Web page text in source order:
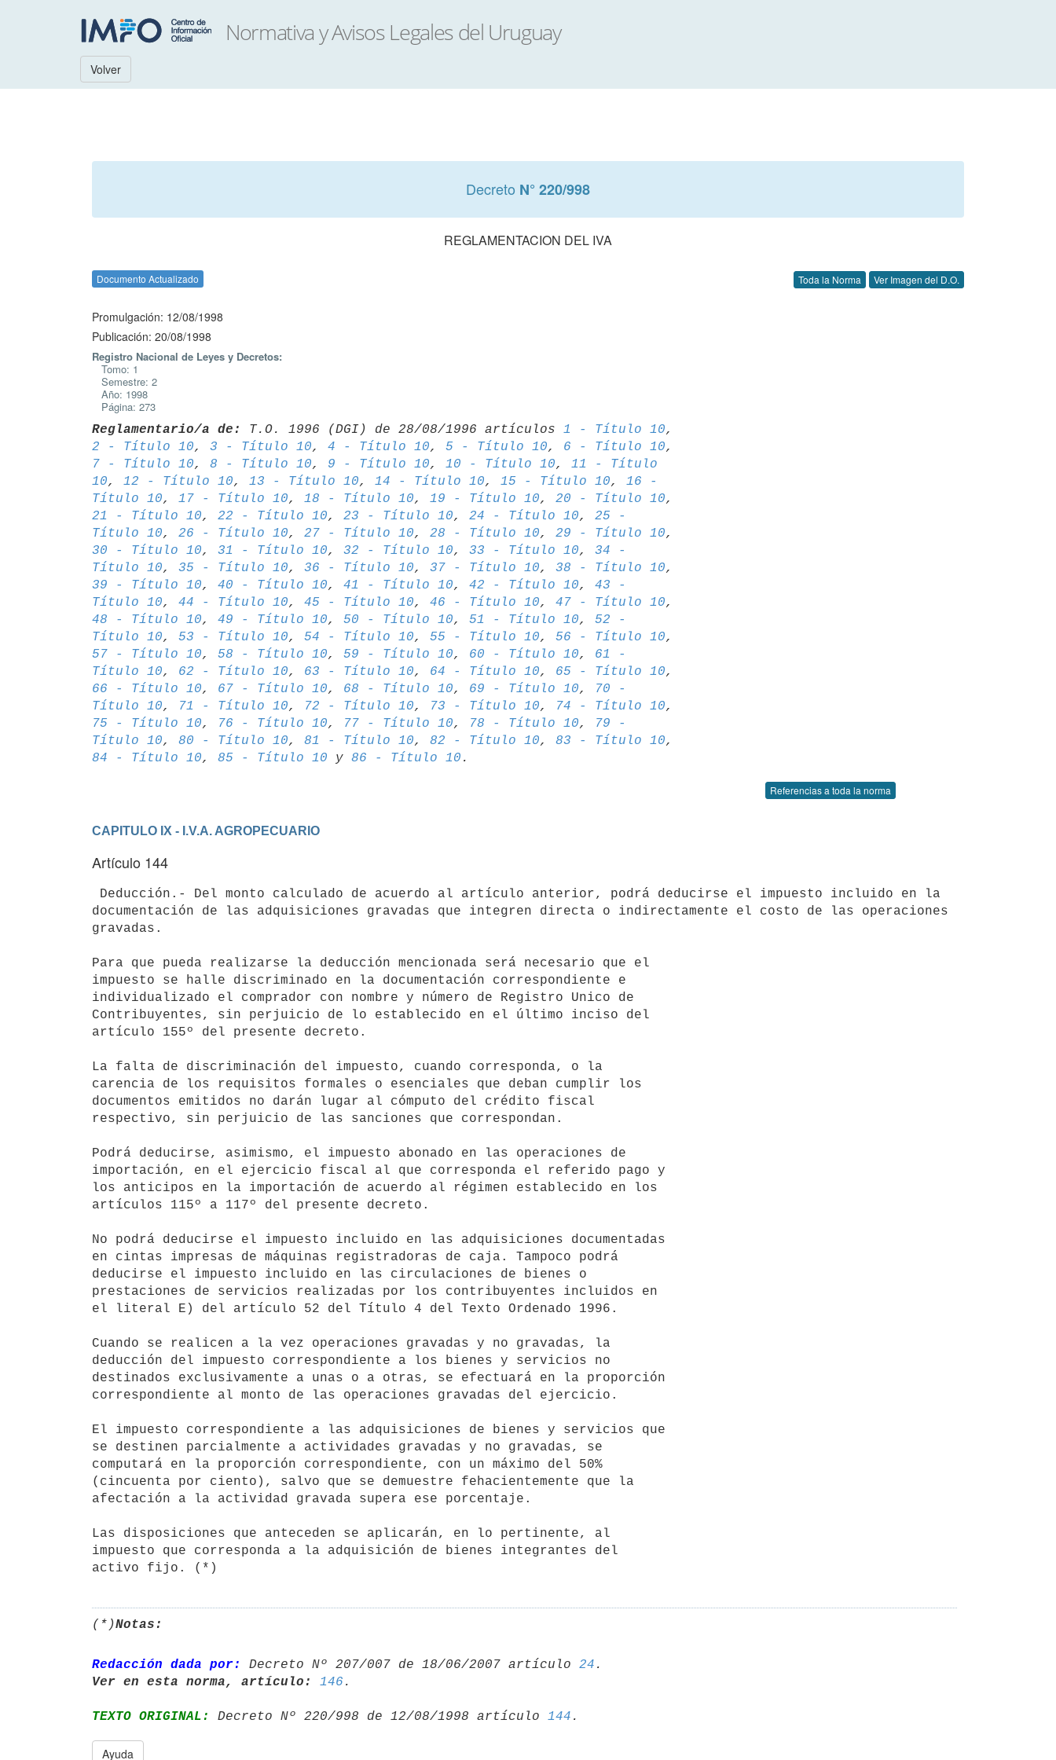
Volver
Decreto N° 220/998
REGLAMENTACION DEL IVA
Documento Actualizado Toda la Norma Ver Imagen del D.O.
Promulgación: 12/08/1998
Publicación: 20/08/1998
Registro Nacional de Leyes y Decretos:
Tomo: 1
Semestre: 2
Año: 1998
Página: 273
Reglamentario/a de: T.O. 1996 (DGI) de 28/08/1996 artículos 1 - Título 10
2 - Título 10, 3 - Título 10, 4 - Título 10, 5 - Título 10, 6 - Título 10
7 - Título 10, 8 - Título 10, 9 - Título 10, 10 - Título 10, 11 - Título
10, 12 - Título 10, 13 - Título 10, 14 - Título 10, 15 - Título 10, 16 -
Título 10, 17 - Título 10, 18 - Título 10, 19 - Título 10, 20 - Título 10
21 - Título 10, 22 - Título 10, 23 - Título 10, 24 - Título 10, 25 -
Título 10, 26 - Título 10, 27 - Título 10, 28 - Título 10, 29 - Título 10
30 - Título 10, 31 - Título 10, 32 - Título 10, 33 - Título 10, 34 -
Título 10, 35 - Título 10, 36 - Título 10, 37 - Título 10, 38 - Título 10
39 - Título 10, 40 - Título 10, 41 - Título 10, 42 - Título 10, 43 -
Título 10, 44 - Título 10, 45 - Título 10, 46 - Título 10, 47 - Título 10
48 - Título 10, 49 - Título 10, 50 - Título 10, 51 - Título 10, 52 -
Título 10, 53 - Título 10, 54 - Título 10, 55 - Título 10, 56 - Título 10
57 - Título 10, 58 - Título 10, 59 - Título 10, 60 - Título 10, 61 -
Título 10, 62 - Título 10, 63 - Título 10, 64 - Título 10, 65 - Título 10
66 - Título 10, 67 - Título 10, 68 - Título 10, 69 - Título 10,
70 -
Título 10, 71 - Título 10, 72 - Título 10, 73 - Título 10, 74 - Título 10
75 - Título 10, 76 - Título 10, 77 - Título 10, 78 - Título 10,
79 -
Título 10, 80 - Título 10, 81 - Título 10, 82 - Título 10, 83 - Título 10
84 - Título 10, 85 - Título 10 y 86 - Título 10
Referencias a toda la norma
CAPITULO IX - I.V.A. AGROPECUARIO
Artículo 144
documentación de las adquisiciones gravadas que integren directa o indirectamente el costo de las operaciones
gravadas.
Para que pueda realizarse la deducción mencionada será necesario que el
impuesto se halle discriminado en la documentación correspondiente e
individualizado el comprador con nombre y número de Registro Unico de
Contribuyentes, sin perjuicio de lo establecido en el último inciso del
artículo 155º del presente decreto.
La falta de discriminación del impuesto, cuando corresponda, o la
carencia de los requisitos formales o esenciales que deban cumplir los
documentos emitidos no darán lugar al cómputo del crédito fiscal
respectivo, sin perjuicio de las sanciones que correspondan.
Podrá deducirse, asimismo, el impuesto abonado en las operaciones de
importación, en el ejercicio fiscal al que corresponda el referido pago y
los anticipos en la importación de acuerdo al régimen establecido en los
artículos 115º a 117º del presente decreto.
No podrá deducirse el impuesto incluido en las adquisiciones documentadas
en cintas impresas de máquinas registradoras de caja. Tampoco podrá
deducirse el impuesto incluido en las circulaciones de bienes o
prestaciones de servicios realizadas por los contribuyentes incluidos en
el literal E) del artículo 52 del Título 4 del Texto Ordenado 1996.
Cuando se realicen a la vez operaciones gravadas y no gravadas, la
deducción del impuesto correspondiente a los bienes y servicios no
destinados exclusivamente a unas o a otras, se efectuará en la proporción
correspondiente al monto de las operaciones gravadas del ejercicio.
El impuesto correspondiente a las adquisiciones de bienes y servicios que
se destinen parcialmente a actividades gravadas y no gravadas, se
computará en la proporción correspondiente, con un máximo del 50%
(cincuenta por ciento), salvo que se demuestre fehacientemente que la
afectación a la actividad gravada supera ese porcentaje.
Las disposiciones que anteceden se aplicarán, en lo pertinente, al
impuesto que corresponda a la adquisición de bienes integrantes del
(*)Notas:
Redacción dada por: Decreto Nº 207/007 de 18/06/2007 artículo 24
Ver en esta norma, artículo:
146
TEXTO ORIGINAL: Decreto Nº 220/998 de 12/08/1998 artículo 144
Ayuda